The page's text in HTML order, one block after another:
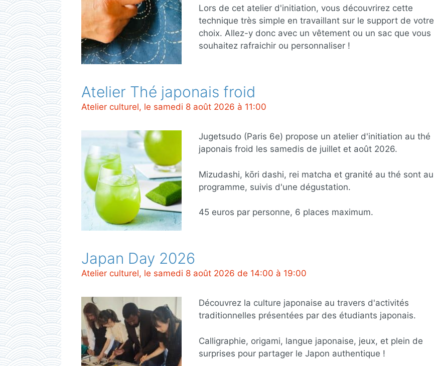
Lors de cet atelier d'initiation, vous découvrirez cette
technique très simple en travaillant sur le support de votre
choix. Allez-y donc avec un vêtement ou un sac que vous
souhaitez rafraichir ou personnaliser !
Atelier Thé japonais froid
Atelier culturel, le samedi 8 août 2026 à 11:00
Jugetsudo (Paris 6e) propose un atelier d'initiation au thé
japonais froid les samedis de juillet et août 2026.
Mizudashi, kōri dashi, rei matcha et granité au thé sont au
programme, suivis d'une dégustation.
45 euros par personne, 6 places maximum.
Japan Day 2026
Atelier culturel, le samedi 8 août 2026 de 14:00 à 19:00
Découvrez la culture japonaise au travers d'activités
traditionnelles présentées par des étudiants japonais.
Calligraphie, origami, langue japonaise, jeux, et plein de
surprises pour partager le Japon authentique !